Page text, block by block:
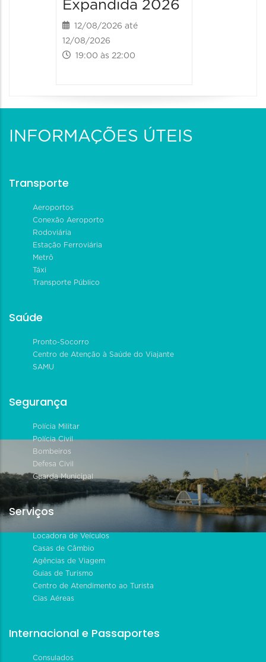
Expandida 2026
12/08/2026 até
12/08/2026
19:00 às 22:00
INFORMAÇÕES ÚTEIS
Transporte
Aeroportos
Conexão Aeroporto
Rodoviária
Estação Ferroviária
Metrô
Táxi
Transporte Público
Saúde
Pronto-Socorro
Centro de Atenção à Saúde do Viajante
SAMU
Segurança
Polícia Militar
Polícia Civil
Bombeiros
Defesa Civil
Guarda Municipal
Serviços
Locadora de Veículos
Casas de Câmbio
Agências de Viagem
Guias de Turismo
Centro de Atendimento ao Turista
Cias Aéreas
Internacional e Passaportes
Consulados